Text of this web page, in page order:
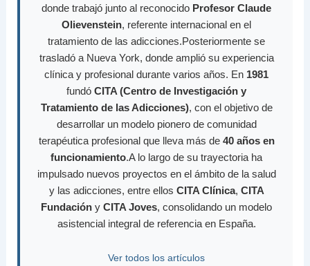
donde trabajó junto al reconocido Profesor Claude
Olievenstein, referente internacional en el
tratamiento de las adicciones.Posteriormente se
trasladó a Nueva York, donde amplió su experiencia
clínica y profesional durante varios años. En 1981
fundó CITA (Centro de Investigación y
Tratamiento de las Adicciones), con el objetivo de
desarrollar un modelo pionero de comunidad
terapéutica profesional que lleva más de 40 años en
funcionamiento.A lo largo de su trayectoria ha
impulsado nuevos proyectos en el ámbito de la salud
y las adicciones, entre ellos CITA Clínica, CITA
Fundación y CITA Joves, consolidando un modelo
asistencial integral de referencia en España.
Ver todos los artículos